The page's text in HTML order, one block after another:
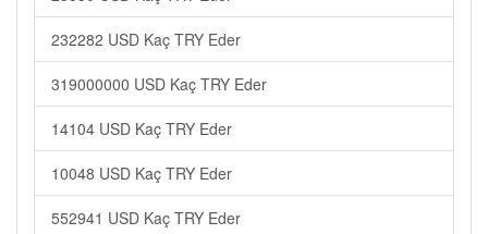
232282 USD Kaç TRY Eder
319000000 USD Kaç TRY Eder
14104 USD Kaç TRY Eder
10048 USD Kaç TRY Eder
552941 USD Kaç TRY Eder